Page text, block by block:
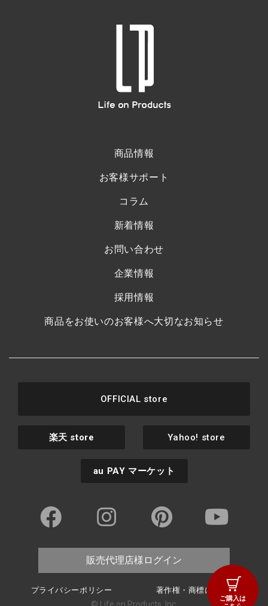
ご購入は
商品情報
お客様サポート
コラム
新着情報
お問い合わせ
企業情報
採用情報
商品をお使いのお客様へ大切なお知らせ
OFFICIAL store
楽天 store Yahoo! store
au PAY マーケット
販売代理店様ログイン
プライバシーポリシー 著作権・商標について
© Life on Products, Inc.